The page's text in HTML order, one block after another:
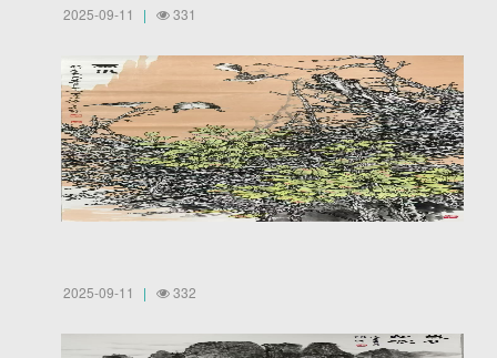
2025-09-11 331
2025-09-11 332